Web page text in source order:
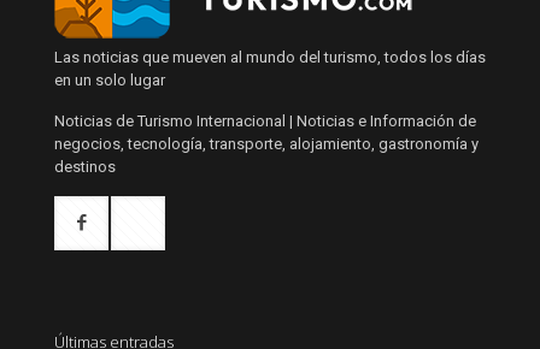
Las noticias que mueven al mundo del turismo, todos los días
en un solo lugar
Noticias de Turismo Internacional | Noticias e Información de
negocios, tecnología, transporte, alojamiento, gastronomía y
destinos
Últimas entradas